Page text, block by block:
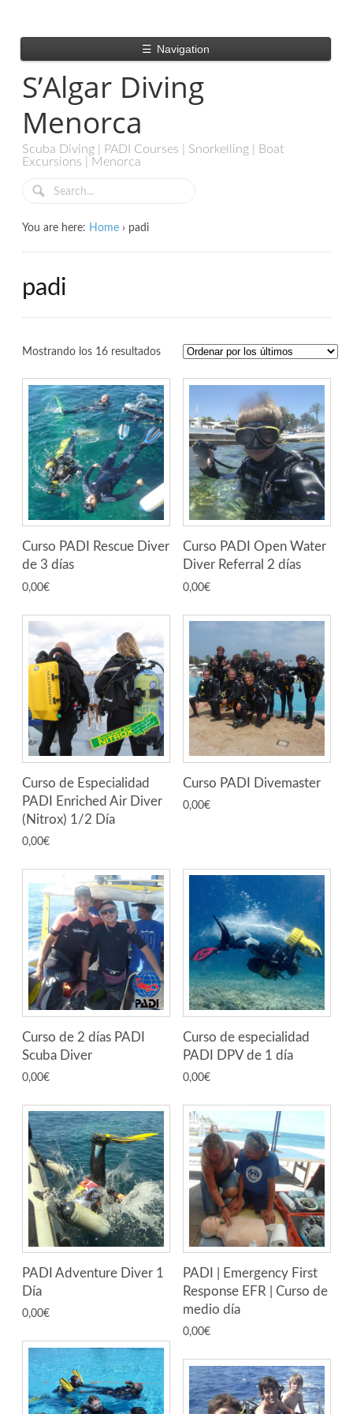
☰ Navigation
S’Algar Diving
Menorca
Scuba Diving | PADI Courses | Snorkelling | Boat
Excursions | Menorca
You are here: Home › padi
padi
Mostrando los 16 resultados
Curso PADI Rescue Diver
de 3 días
0,00€
Curso PADI Open Water
Diver Referral 2 días
0,00€
Curso de Especialidad
PADI Enriched Air Diver
(Nitrox) 1/2 Día
0,00€
Curso PADI Divemaster
0,00€
Curso de 2 días PADI
Scuba Diver
0,00€
Curso de especialidad
PADI DPV de 1 día
0,00€
PADI Adventure Diver 1
Día
0,00€
PADI | Emergency First
Response EFR | Curso de
medio día
0,00€